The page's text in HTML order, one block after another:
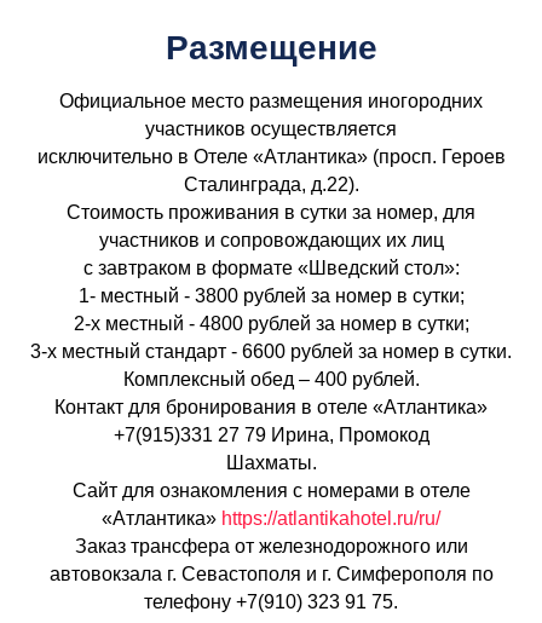
Размещение
Официальное место размещения иногородних
участников осуществляется
исключительно в Отеле «Атлантика» (просп. Героев
Сталинграда, д.22).
Стоимость проживания в сутки за номер, для
участников и сопровождающих их лиц
с завтраком в формате «Шведский стол»:
1- местный - 3800 рублей за номер в сутки;
2-х местный - 4800 рублей за номер в сутки;
3-х местный стандарт - 6600 рублей за номер в сутки.
Комплексный обед – 400 рублей.
Контакт для бронирования в отеле «Атлантика»
+7(915)331 27 79 Ирина, Промокод
Шахматы.
Сайт для ознакомления с номерами в отеле
«Атлантика» https://atlantikahotel.ru/ru/
Заказ трансфера от железнодорожного или
автовокзала г. Севастополя и г. Симферополя по
телефону +7(910) 323 91 75.